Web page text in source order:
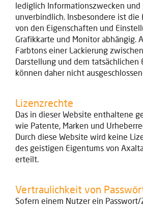
lediglich Informationszwecken und
unverbindlich. Insbesondere ist die
von den Eigenschaften und
Grafikkarte und Monitor abhängig.
Farbtons einer Lackierung
Darstellung und dem tatsächlichen
können daher nicht
Lizenzrechte
Das in dieser Website enthaltene
wie Patente, Marken und
Durch diese Website wird keine
des geistigen Eigentums von
erteilt.
Vertraulichkeit von
Sofern einem Nutzer ein Passwort/